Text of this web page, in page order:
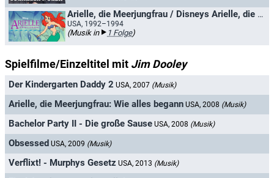
Arielle, die Meerjungfrau / Disneys Arielle, die kleine Meerjungfrau
USA, 1992–1994
(Musik in 1 Folge)
Spielfilme/Einzeltitel mit Jim Dooley
Der Kindergarten Daddy 2 USA, 2007 (Musik)
Arielle, die Meerjungfrau: Wie alles begann USA, 2008 (Musik)
Bachelor Party II - Die große Sause USA, 2008 (Musik)
Obsessed USA, 2009 (Musik)
Verflixt! - Murphys Gesetz USA, 2013 (Musik)